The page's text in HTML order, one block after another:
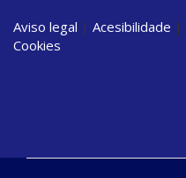
Aviso legal | Acesibilidade |
Cookies